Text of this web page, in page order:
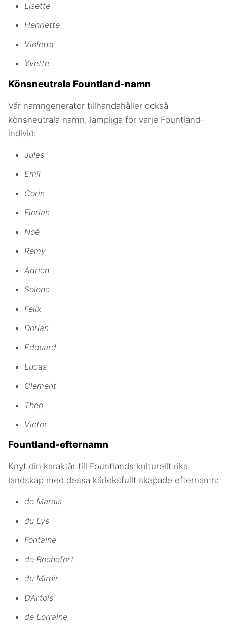
Lisette
Henriette
Violetta
Yvette
Könsneutrala Fountland-namn
Vår namngenerator tillhandahåller också
könsneutrala namn, lämpliga för varje Fountland-
individ:
Jules
Emil
Corin
Florian
Noé
Remy
Adrien
Solene
Felix
Dorian
Edouard
Lucas
Clement
Theo
Victor
Fountland-efternamn
Knyt din karaktär till Fountlands kulturellt rika
landskap med dessa kärleksfullt skapade efternamn:
de Marais
du Lys
Fontaine
de Rochefort
du Miroir
D’Artois
de Lorraine